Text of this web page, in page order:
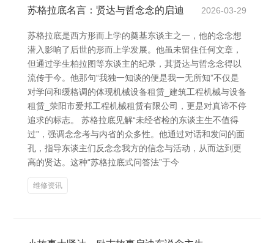
苏格拉底名言：贤达与哲念念的启迪 2026-03-29
苏格拉底是西方形而上学的奠基东谈主之一，他的念念想
潜入影响了后世的形而上学发展。他虽未留住任何文章，
但通过学生柏拉图等东谈主的纪录，其贤达与哲念念得以
流传于今。他那句“我独一知谈的便是我一无所知”不仅是
对学问和缓格调的体现机械设备租赁_建筑工程机械与设备
租赁_荥阳市爱邦工程机械租赁有限公司，更是对真谛不停
追求的标志。 苏格拉底见解“未经省检的东谈主生不值得
过”，强调念念考与内省的众多性。他通过对话和发问的面
孔，指导东谈主们反念念我方的信念与活动，从而达到更
高的贤达。这种“苏格拉底式问答法”于今
维修资讯